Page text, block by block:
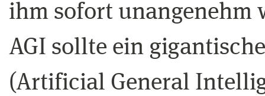
ihm sofort unangenehm
AGI sollte ein
(Artificial General